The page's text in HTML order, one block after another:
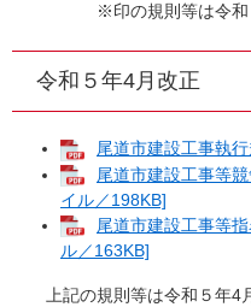
※印の規則等は令和５年
令和５年4月改正
尾道市建設工事執
尾道市建設工事等
イル／198KB]
尾道市建設工事等
ル／163KB]
上記の規則等は令和５年4月